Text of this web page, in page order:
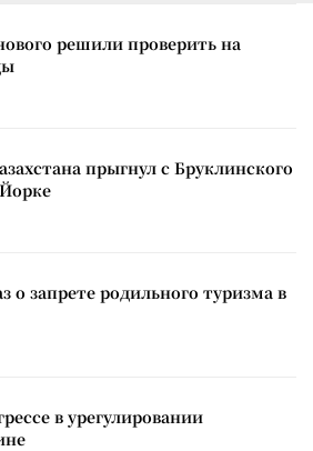
решили проверить на
прыгнул с Бруклинского
о запрете родильного туризма в
в урегулировании